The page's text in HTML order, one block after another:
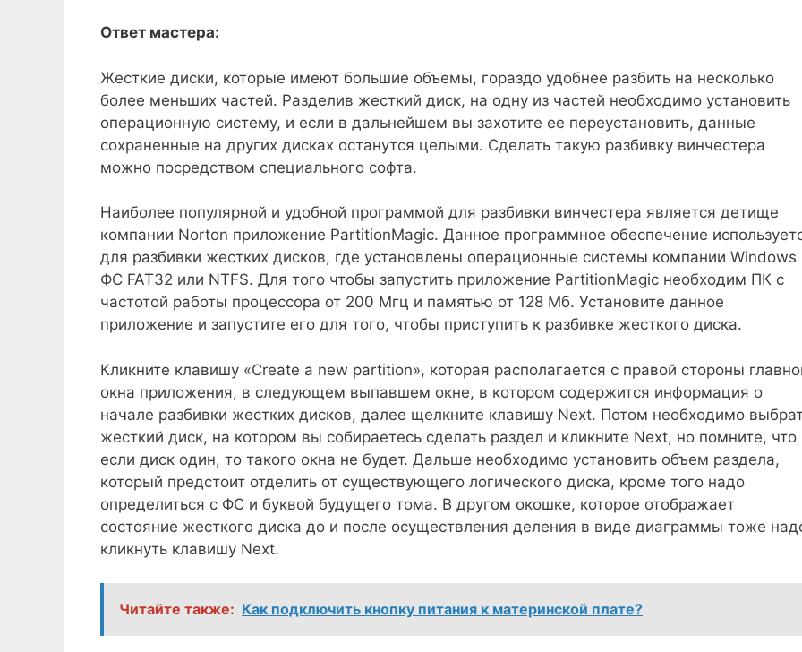
Ответ мастера:
Жесткие диски, которые имеют большие объемы, гораздо удобнее разбить на несколько
более меньших частей. Разделив жесткий диск, на одну из частей необходимо установить
операционную систему, и если в дальнейшем вы захотите ее переустановить, данные
сохраненные на других дисках останутся целыми. Сделать такую разбивку винчестера
можно посредством специального софта.
Наиболее популярной и удобной программой для разбивки винчестера является детище
компании Norton приложение PartitionMagic. Данное программное обеспечение
для разбивки жестких дисков, где установлены операционные системы компании Windows
ФС FAT32 или NTFS. Для того чтобы запустить приложение PartitionMagic необходим ПК с
частотой работы процессора от 200 Мгц и памятью от 128 Мб. Установите данное
приложение и запустите его для того, чтобы приступить к разбивке жесткого диска.
Кликните клавишу «Create a new partition», которая располагается с правой стороны
окна приложения, в следующем выпавшем окне, в котором содержится информация о
начале разбивки жестких дисков, далее щелкните клавишу Next. Потом необходимо
жесткий диск, на котором вы собираетесь сделать раздел и кликните Next, но помните, что
если диск один, то такого окна не будет. Дальше необходимо установить объем раздела,
который предстоит отделить от существующего логического диска, кроме того надо
определиться с ФС и буквой будущего тома. В другом окошке, которое отображает
состояние жесткого диска до и после осуществления деления в виде диаграммы тоже
кликнуть клавишу Next.
Читайте также: Как подключить кнопку питания к материнской плате?